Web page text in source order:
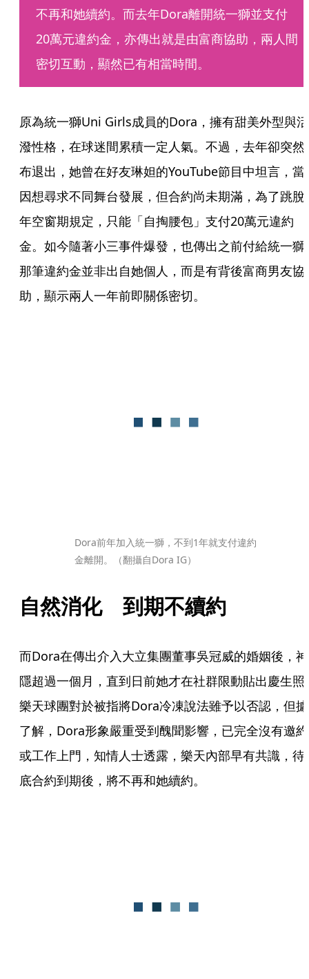
不再和她續約。而去年Dora離開統一獅並支付
20萬元違約金，亦傳出就是由富商協助，兩人間
密切互動，顯然已有相當時間。
原為統一獅Uni Girls成員的Dora，擁有甜美外型與活
潑性格，在球迷間累積一定人氣。不過，去年卻突然
布退出，她曾在好友琳妲的YouTube節目中坦言，當
因想尋求不同舞台發展，但合約尚未期滿，為了跳脫
年空窗期規定，只能「自掏腰包」支付20萬元違約
金。如今隨著小三事件爆發，也傳出之前付給統一獅
那筆違約金並非出自她個人，而是有背後富商男友協
助，顯示兩人一年前即關係密切。
Dora前年加入統一獅，不到1年就支付違約
金離開。（翻攝自Dora IG）
自然消化　到期不續約
而Dora在傳出介入大立集團董事吳冠威的婚姻後，神
隱超過一個月，直到日前她才在社群限動貼出慶生照
樂天球團對於被指將Dora冷凍說法雖予以否認，但據
了解，Dora形象嚴重受到醜聞影響，已完全沒有邀約
或工作上門，知情人士透露，樂天內部早有共識，待
底合約到期後，將不再和她續約。